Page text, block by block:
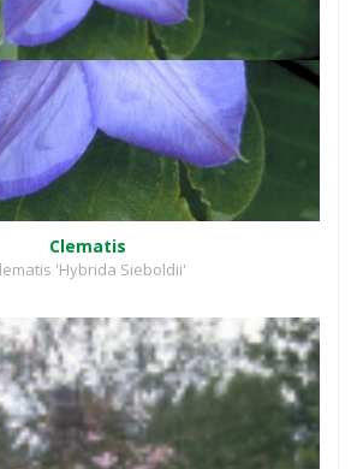
Clematis
'Hybrida Sieboldii'